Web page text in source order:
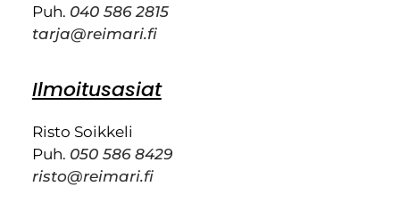
Puh. 040 586 2815
tarja@reimari.fi
Ilmoitusasiat
Risto Soikkeli
Puh. 050 586 8429
risto@reimari.fi